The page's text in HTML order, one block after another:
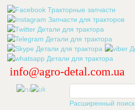
info@agro-detal.com.ua
Расширенный поиск